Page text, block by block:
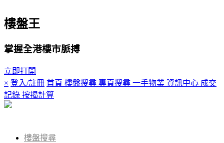
樓盤王
掌握全港樓市脈搏
立即打開
× 登入/註冊 首頁 樓盤搜尋 專頁搜尋 一手物業 資訊中心 成交
記錄 按揭計算
樓盤搜尋